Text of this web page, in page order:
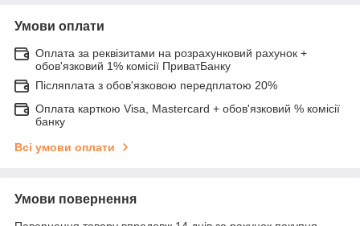
Умови оплати
Оплата за реквізитами на розрахунковий рахунок +
обов'язковий 1% комісії ПриватБанку
Післяплата з обов'язковою передплатою 20%
Оплата карткою Visa, Mastercard + обов'язковий % комісії
банку
Всі умови оплати
Умови повернення